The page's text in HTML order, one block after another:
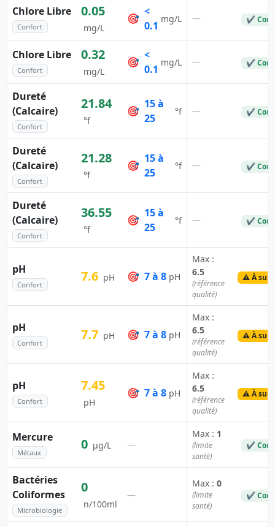
Chlore Libre
Confort
0.05
mg/L
🎯
<
0.1
mg/L — ✔
Chlore Libre
Confort
0.32
mg/L
🎯
<
0.1
mg/L — ✔
Dureté
(Calcaire)
Confort
21.84
°f
🎯
15 à
25
°f — ✔
Dureté
(Calcaire)
Confort
21.28
°f
🎯
15 à
25
°f — ✔
Dureté
(Calcaire)
Confort
36.55
°f
🎯
15 à
25
°f — ✔
pH
Confort
7.6 pH 🎯 7 à 8 pH
Max :
6.5
(référence
qualité)
⚠️ À
pH
Confort
7.7 pH 🎯 7 à 8 pH
Max :
6.5
(référence
qualité)
⚠️ À
pH
Confort
7.45
pH
🎯 7 à 8 pH
Max :
6.5
(référence
qualité)
⚠️ À
Mercure
Métaux
0 µg/L —
Max : 1
(limite
santé)
✔
Bactéries
Coliformes
Microbiologie
0
n/100ml
—
Max : 0
(limite
santé)
✔